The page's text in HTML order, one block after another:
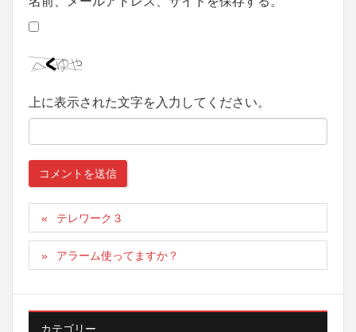
上に表示された文字を入力してください。
テレワーク３
アラーム使ってますか？
カテゴリー